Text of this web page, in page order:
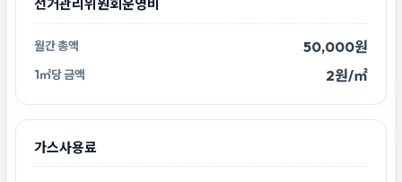
선거관리위원회운영비
50,000원
2원/㎡
가스사용료